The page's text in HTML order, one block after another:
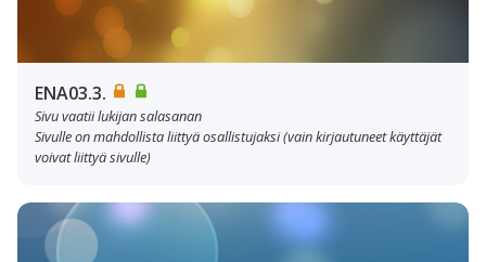
ENA03.3.
Sivu vaatii lukijan salasanan
Sivulle on mahdollista liittyä osallistujaksi (vain kirjautuneet käyttäjät
voivat liittyä sivulle)